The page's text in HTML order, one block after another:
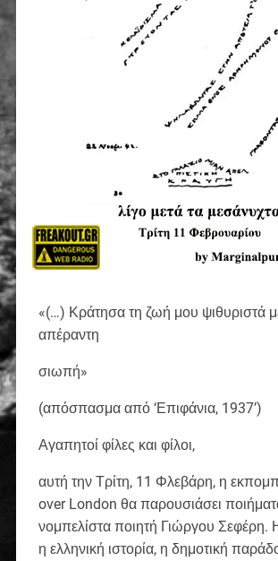
«(…) Κράτησα τη ζωή μου ψιθυριστά
απέραντη
σιωπή»
(απόσπασμα από ‘Επιφάνια, 1937’)
Αγαπητοί φίλες και φίλοι,
αυτή την Τρίτη, 11 Φλεβάρη, η
over London θα παρουσιάσει
νομπελίστα ποιητή Γιώργου Σεφέρη.
η ελληνική ιστορία, η δημοτική